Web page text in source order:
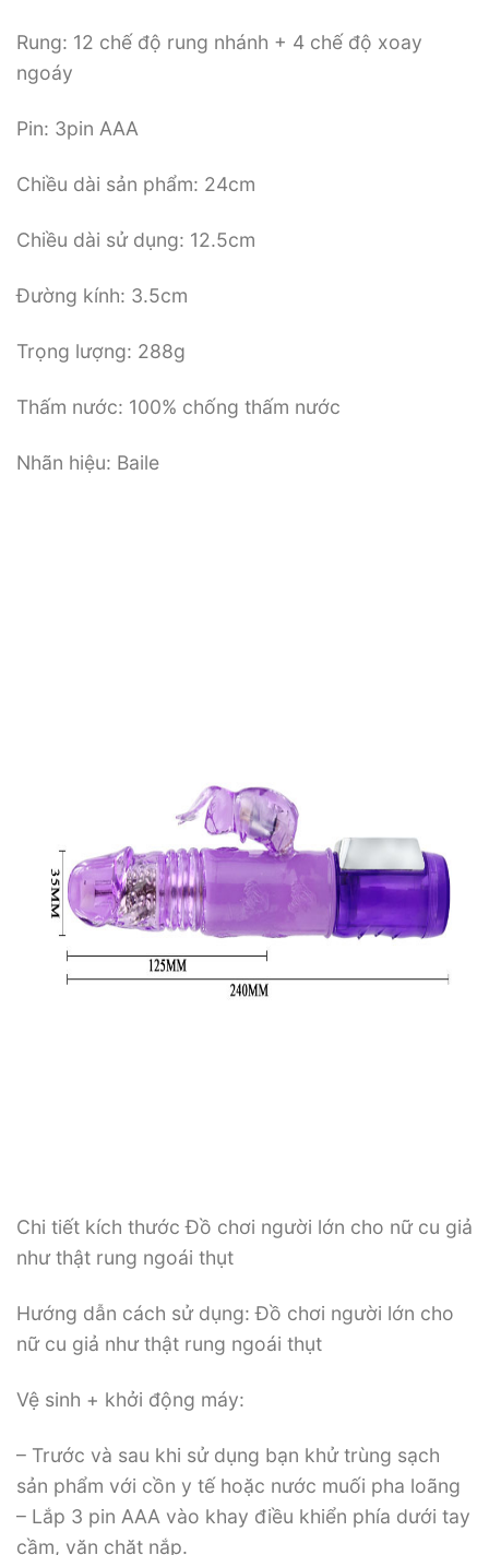
Rung: 12 chế độ rung nhánh + 4 chế độ xoay
ngoáy
Pin: 3pin AAA
Chiều dài sản phẩm: 24cm
Chiều dài sử dụng: 12.5cm
Đường kính: 3.5cm
Trọng lượng: 288g
Thấm nước: 100% chống thấm nước
Nhãn hiệu: Baile
Chi tiết kích thước Đồ chơi người lớn cho nữ cu giả
như thật rung ngoái thụt
Hướng dẫn cách sử dụng: Đồ chơi người lớn cho
nữ cu giả như thật rung ngoái thụt
Vệ sinh + khởi động máy:
– Trước và sau khi sử dụng bạn khử trùng sạch
sản phẩm với cồn y tế hoặc nước muối pha loãng
– Lắp 3 pin AAA vào khay điều khiển phía dưới tay
cầm, vặn chặt nắp.